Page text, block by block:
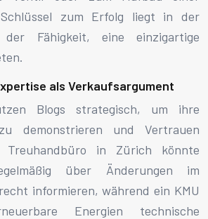
zum Erfolg liegt in der
Fähigkeit, eine einzigartige
als Verkaufsargument
Blogs strategisch, um ihre
demonstrieren und Vertrauen
Treuhandbüro in Zürich könnte
über Änderungen im
informieren, während ein KMU
Energien technische